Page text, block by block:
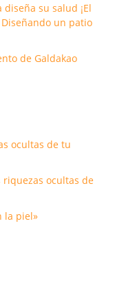
diseña su salud ¡El
un patio
de Galdakao
ocultas de tu
ocultas de
la piel»